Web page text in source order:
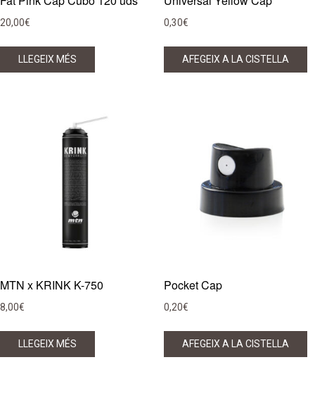
20,00€
LLEGEIX MÉS
0,30€
AFEGEIX A LA CISTELLA
MTN x KRINK K-750
8,00€
LLEGEIX MÉS
Pocket Cap
0,20€
AFEGEIX A LA CISTELLA